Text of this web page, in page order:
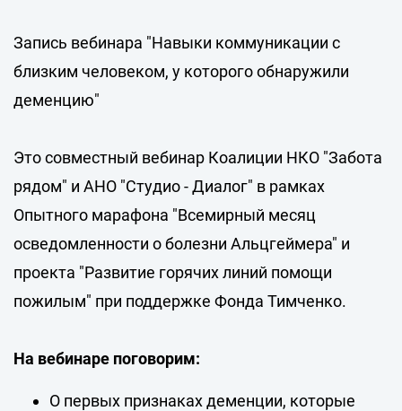
Запись вебинара "Навыки коммуникации с
близким человеком, у которого обнаружили
деменцию"
Это совместный вебинар Коалиции НКО "Забота
рядом" и АНО "Студио - Диалог" в рамках
Опытного марафона "Всемирный месяц
осведомленности о болезни Альцгеймера" и
проекта "Развитие горячих линий помощи
пожилым" при поддержке Фонда Тимченко.
На вебинаре поговорим:
О первых признаках деменции, которые